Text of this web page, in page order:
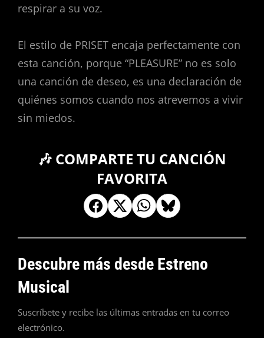
respirar a su voz.
El estilo de PRISET encaja perfectamente con
esta canción, porque “PLEASURE” no es solo
una canción de deseo, es una declaración de
quiénes somos cuando nos atrevemos a vivir
sin miedos.
🎶 COMPARTE TU CANCIÓN
FAVORITA
Descubre más desde Estreno
Musical
Suscríbete y recibe las últimas entradas en tu correo
electrónico.